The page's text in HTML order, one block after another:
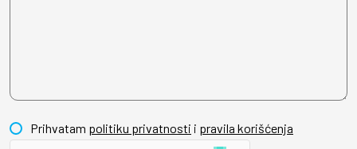
Prihvatam politiku privatnosti i pravila korišćenja